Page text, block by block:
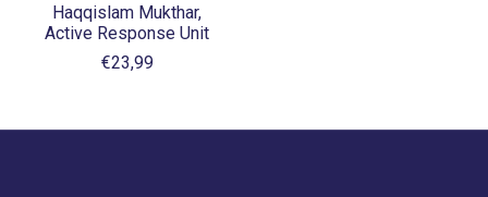
Haqqislam Mukthar,
Active Response Unit
€23,99